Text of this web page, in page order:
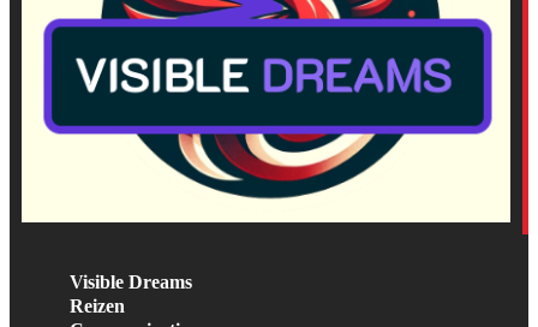
Visible Dreams
Reizen